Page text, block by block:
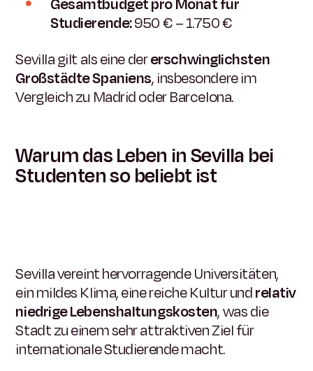
Studierende:950 € – 1.750 €
Sevilla gilt als eine dererschwinglichsten
Großstädte Spaniens, insbesondere im
Vergleich zu Madrid oder Barcelona.
Warum das Leben in Sevilla bei
Studenten so beliebt ist
Sevilla vereint hervorragende Universitäten,
ein mildes Klima, eine reiche Kultur undrelativ
niedrige Lebenshaltungskosten, was die
Stadt zu einem sehr attraktiven Ziel für
internationale Studierende macht.